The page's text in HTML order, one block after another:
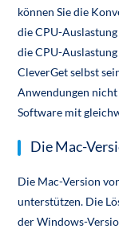
können Sie die
die CPU-
die CPU-
CleverGet selbst
Anwendungen
Software mit
Die Mac-
Die Mac-Version
unterstützen. Die
der Windows-